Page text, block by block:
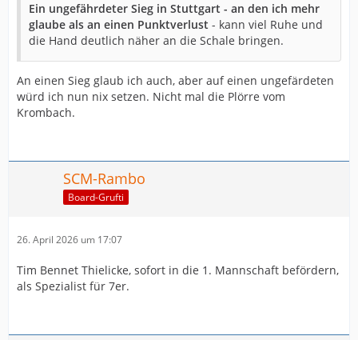
Ein ungefährdeter Sieg in Stuttgart - an den ich mehr
glaube als an einen Punktverlust - kann viel Ruhe und
die Hand deutlich näher an die Schale bringen.
An einen Sieg glaub ich auch, aber auf einen ungefärdeten
würd ich nun nix setzen. Nicht mal die Plörre vom
Krombach.
SCM-Rambo
Board-Grufti
26. April 2026 um 17:07
Tim Bennet Thielicke, sofort in die 1. Mannschaft befördern,
als Spezialist für 7er.